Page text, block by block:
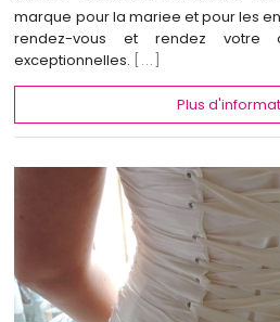
marque pour la mariee et pour les
rendez-vous et rendez votre
exceptionnelles.
[...]
Plus